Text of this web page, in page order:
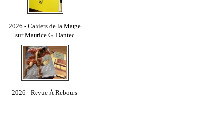
2026 - Cahiers de la Marge
sur Maurice G. Dantec
2026 - Revue À Rebours